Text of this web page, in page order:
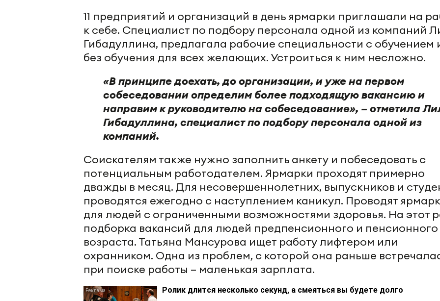
11 предприятий и организаций в день ярмарки приглашали на
к себе. Специалист по подбору персонала одной из компаний
Гибадуллина, предлагала рабочие специальности с обучением
без обучения для всех желающих. Устроиться к ним несложно.
«В принципе доехать, до организации, и уже на первом
собеседовании определим более подходящую вакансию и
направим к руководителю на собеседование», – отметила
Гибадуллина, специалист по подбору персонала одной из
компаний.
Соискателям также нужно заполнить анкету и побеседовать с
потенциальным работодателем. Ярмарки проходят примерно
дважды в месяц. Для несовершеннолетних, выпускников и
проводятся ежегодно с наступлением каникул. Проводят
для людей с ограниченными возможностями здоровья. На этот
подборка вакансий для людей предпенсионного и пенсионного
возраста. Татьяна Мансурова ищет работу лифтером или
охранником. Одна из проблем, с которой она раньше
при поиске работы – маленькая зарплата.
Ролик длится несколько секунд, а смеяться вы будете долго